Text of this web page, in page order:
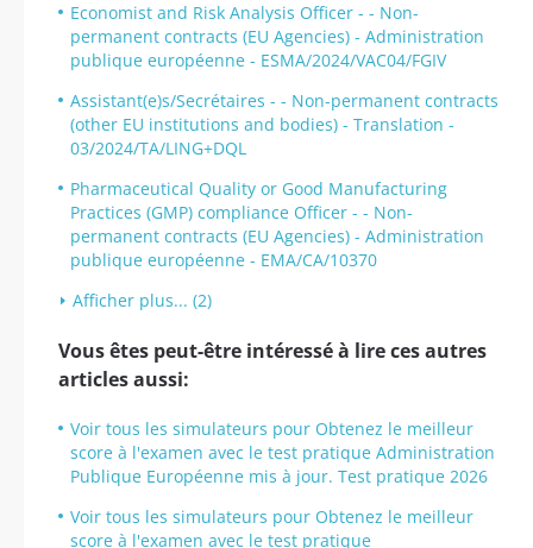
Economist and Risk Analysis Officer - - Non-
permanent contracts (EU Agencies) - Administration
publique européenne - ESMA/2024/VAC04/FGIV
Assistant(e)s/Secrétaires - - Non-permanent contracts
(other EU institutions and bodies) - Translation -
03/2024/TA/LING+DQL
Pharmaceutical Quality or Good Manufacturing
Practices (GMP) compliance Officer - - Non-
permanent contracts (EU Agencies) - Administration
publique européenne - EMA/CA/10370
Afficher plus... (2)
Vous êtes peut-être intéressé à lire ces autres
articles aussi:
Voir tous les simulateurs pour Obtenez le meilleur
score à l'examen avec le test pratique Administration
Publique Européenne mis à jour. Test pratique 2026
Voir tous les simulateurs pour Obtenez le meilleur
score à l'examen avec le test pratique